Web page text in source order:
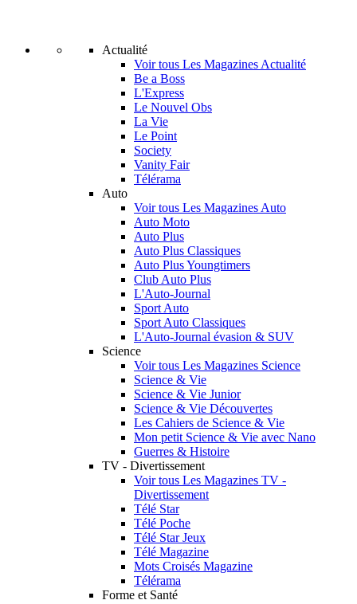
Actualité
Voir tous Les Magazines Actualité
Be a Boss
L'Express
Le Nouvel Obs
La Vie
Le Point
Society
Vanity Fair
Télérama
Auto
Voir tous Les Magazines Auto
Auto Moto
Auto Plus
Auto Plus Classiques
Auto Plus Youngtimers
Club Auto Plus
L'Auto-Journal
Sport Auto
Sport Auto Classiques
L'Auto-Journal évasion & SUV
Science
Voir tous Les Magazines Science
Science & Vie
Science & Vie Junior
Science & Vie Découvertes
Les Cahiers de Science & Vie
Mon petit Science & Vie avec Nano
Guerres & Histoire
TV - Divertissement
Voir tous Les Magazines TV -
Divertissement
Télé Star
Télé Poche
Télé Star Jeux
Télé Magazine
Mots Croisés Magazine
Télérama
Forme et Santé